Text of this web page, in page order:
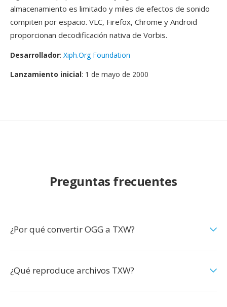
almacenamiento es limitado y miles de efectos de sonido
compiten por espacio. VLC, Firefox, Chrome y Android
proporcionan decodificación nativa de Vorbis.
Desarrollador: Xiph.Org Foundation
Lanzamiento inicial: 1 de mayo de 2000
Preguntas frecuentes
¿Por qué convertir OGG a TXW?
¿Qué reproduce archivos TXW?